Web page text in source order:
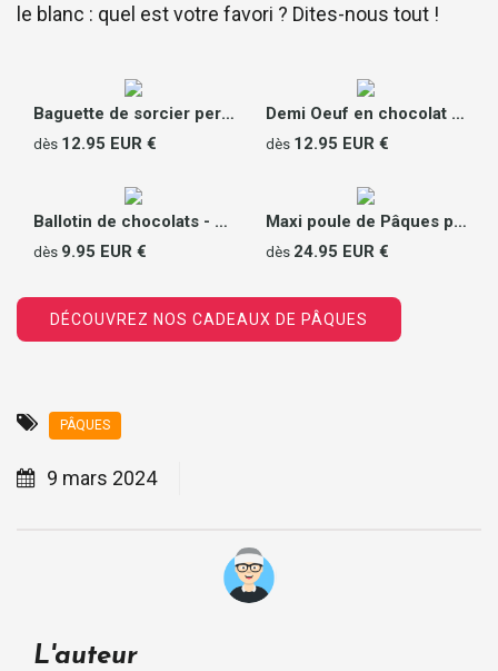
le blanc : quel est votre favori ? Dites-nous tout !
Baguette de sorcier personnalisée en chocolat
dès 12.95 EUR €
Demi Oeuf en chocolat Photo
dès 12.95 EUR €
Ballotin de chocolats - Poule de Pâques
dès 9.95 EUR €
Maxi poule de Pâques personnalisable
dès 24.95 EUR €
DÉCOUVREZ NOS CADEAUX DE PÂQUES
PÂQUES
9 mars 2024
L'auteur